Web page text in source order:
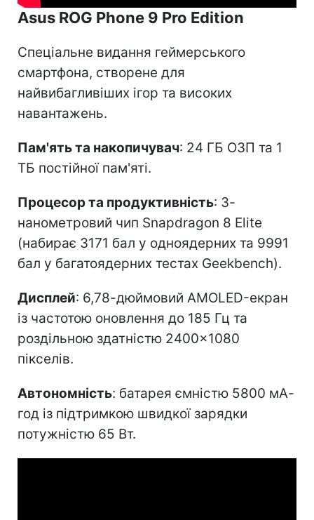
Asus ROG Phone 9 Pro Edition
Спеціальне видання геймерського
смартфона, створене для
найвибагливіших ігор та високих
навантажень.
Пам'ять та накопичувач: 24 ГБ ОЗП та 1
ТБ постійної пам'яті.
Процесор та продуктивність: 3-
нанометровий чип Snapdragon 8 Elite
(набирає 3171 бал у одноядерних та 9991
бал у багатоядерних тестах Geekbench).
Дисплей: 6,78-дюймовий AMOLED-екран
із частотою оновлення до 185 Гц та
роздільною здатністю 2400×1080
пікселів.
Автономність: батарея ємністю 5800 мА-
год із підтримкою швидкої зарядки
потужністю 65 Вт.